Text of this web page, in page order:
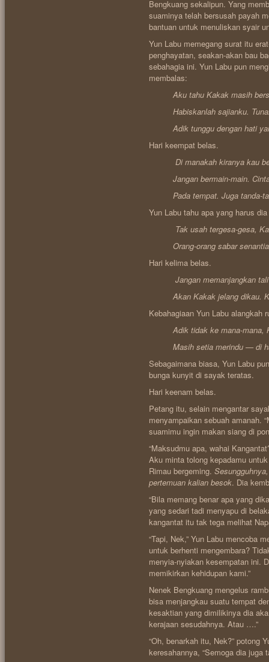
Bengkuang sekalipun. Yang
suaminya telah bersusah payah
bantuan untuk menuliskan syair
Yun Labu memegang surat itu
penghayatan, seakan-akan bau
sebahagia ini. Yun Labu pun
membalas:
Aku tahu Kakak masih
Habiskanlah sajianku.
Adik tunggu dengan hati
Hari keempat belas.
Di manakah kiranya kau
Jangan bermain-main. Cinta
Pada tempat. Juga tanda-
Yun Labu tahu apa yang harus
Tak usah tergesa-gesa,
Orang-orang sabar
Hari kelima belas.
Jangan memanjangkan tali
Akan Kakak jelang dikau. Ke
Kebahagiaan Yun Labu alangkah
Adik tidak ke mana-mana,
Masih setia merindu — di
Sebagaimana biasa, Yun Labu
bunga kunyit di sayak teratas.
Hari keenam belas.
Petang itu, selain mengantar
menyampaikan sebuah amanah.
suamimu ingin makan siang di
“Maksudmu apa, wahai
Aku minta tolong kepadamu
Rimau bergeming.
pertemuan kalian besok. Dia
“Bila memang benar apa yang
yang sedari tadi menyapu di
kangantat itu tak tega melihat
“Tapi, Nek,” Yun Labu mencoba
untuk berhenti mengembara?
menyia-nyiakan kesempatan ini.
memikirkan kehidupan kami.”
Nenek Bengkuang mengelus
bisa menjangkau suatu tempat
kesaktian yang dimilikinya dia
kerajaan sesudahnya. Atau ….”
“Oh, benarkah itu, Nek?” potong
keresahannya, “Semoga dia juga